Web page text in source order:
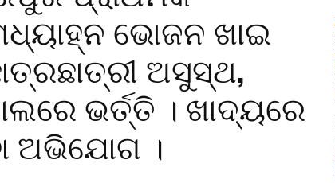
ଭୋଜନ ଖାଇ
ଅସୁସ୍ଥ,
ଭର୍ତ୍ତି । ଖାଦ୍ୟରେ
ଅଭିଯୋଗ ।